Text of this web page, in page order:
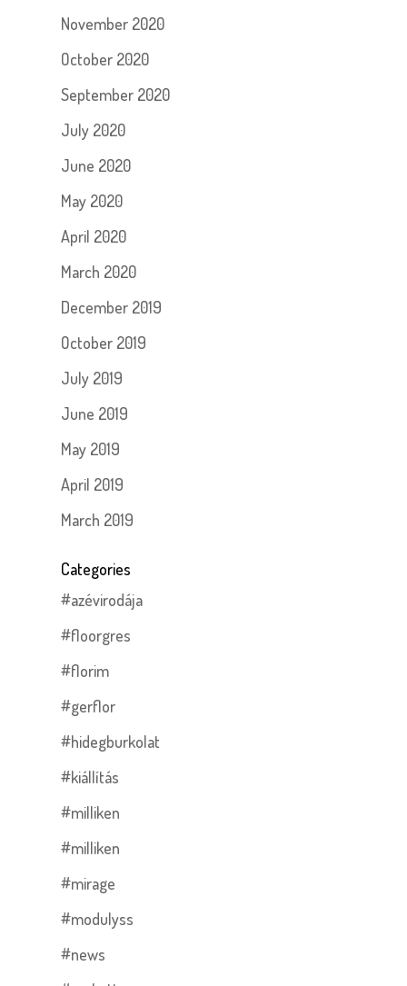
November 2020
October 2020
September 2020
July 2020
June 2020
May 2020
April 2020
March 2020
December 2019
October 2019
July 2019
June 2019
May 2019
April 2019
March 2019
Categories
#azévirodája
#floorgres
#florim
#gerflor
#hidegburkolat
#kiállítás
#milliken
#milliken
#mirage
#modulyss
#news